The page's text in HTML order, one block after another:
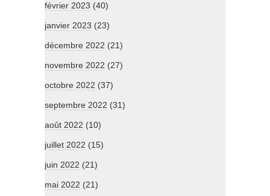
février 2023 (40)
janvier 2023 (23)
décembre 2022 (21)
novembre 2022 (27)
octobre 2022 (37)
septembre 2022 (31)
août 2022 (10)
juillet 2022 (15)
juin 2022 (21)
mai 2022 (21)